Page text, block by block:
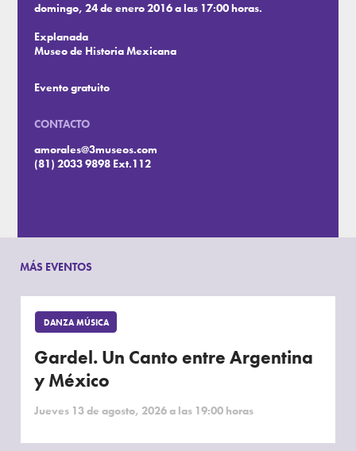
domingo, 24 de enero 2016 a las 17:00 horas.
Explanada
Museo de Historia Mexicana
Evento gratuito
CONTACTO
amorales@3museos.com
(81) 2033 9898 Ext.112
MÁS EVENTOS
DANZA MÚSICA
Gardel. Un Canto entre Argentina
y México
Jueves 13 de agosto, 2026 a las 19:00 horas